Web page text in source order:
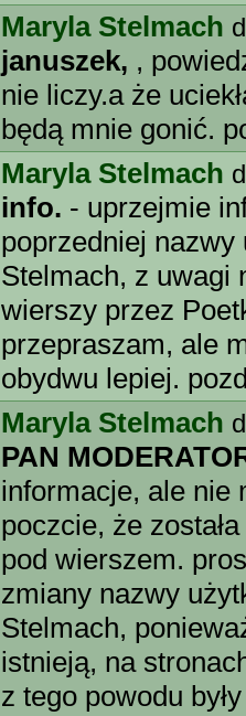
Maryla Stelmach
januszek, ,
nie liczy.a że
będą mnie gonić.
Maryla Stelmach
info. - uprzejmie
poprzedniej
Stelmach, z uwagi
wierszy przez
przepraszam, ale
obydwu lepiej.
Maryla Stelmach
PAN
informacje, ale nie
poczcie, że
pod wierszem.
zmiany nazwy
Stelmach,
istnieją, na
z tego powodu